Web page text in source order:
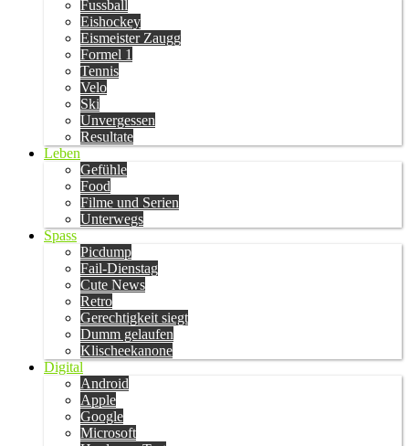
Fussball
Eishockey
Eismeister Zaugg
Formel 1
Tennis
Velo
Ski
Unvergessen
Resultate
Leben
Gefühle
Food
Filme und Serien
Unterwegs
Spass
Picdump
Fail-Dienstag
Cute News
Retro
Gerechtigkeit siegt
Dumm gelaufen
Klischeekanone
Digital
Android
Apple
Google
Microsoft